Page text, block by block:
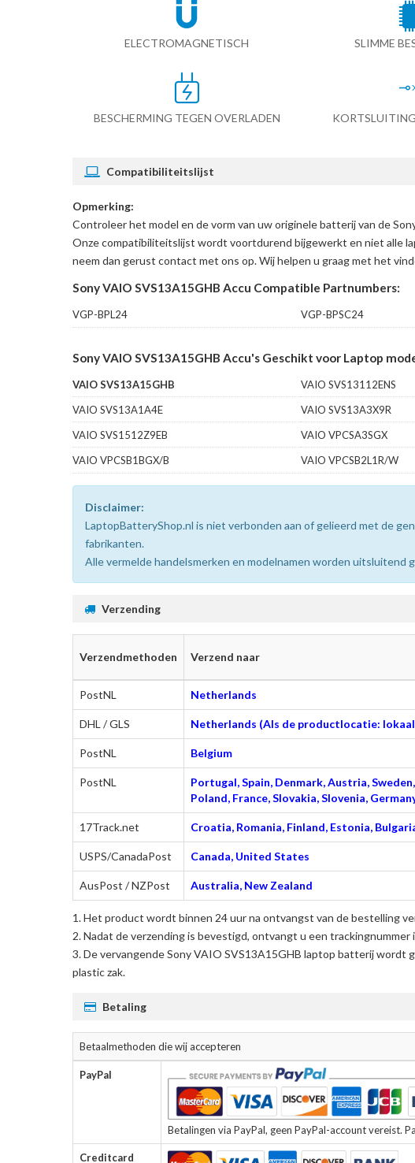
ELECTROMAGNETISCH SLIMME
BESCHERMING TEGEN OVERLADEN
Compatibiliteitslijst
Opmerking:
Controleer het model en de vorm van uw originele batterij van de
Onze compatibiliteitslijst wordt voortdurend bijgewerkt en niet alle
neem dan gerust contact met ons op. Wij helpen u graag met het
Sony VAIO SVS13A15GHB Accu Compatible Partnumbers:
VGP-BPL24 VGP-BPSC24
Sony VAIO SVS13A15GHB Accu's Geschikt voor Laptop
VAIO SVS13A15GHB VAIO SVS13112ENS
VAIO SVS13A1A4E
VAIO SVS13A3X9R
VAIO SVS1512Z9EB
VAIO VPCSA3SGX
VAIO VPCSB1BGX/B
VAIO VPCSB2L1R/W
Disclaimer:
LaptopBatteryShop.nl is niet verbonden aan of gelieerd met de
fabrikanten.
Alle vermelde handelsmerken en modelnamen worden uitsluitend
Verzending
Verzendmethoden Verzend naar
PostNL Netherlands
DHL / GLS Netherlands (Als de productlocatie:
PostNL Belgium
PostNL
Portugal, Spain, Denmark, Austria,
Poland, France, Slovakia, Slovenia,
17Track.net Croatia, Romania, Finland, Estonia,
USPS/CanadaPost Canada, United States
AusPost / NZPost Australia, New Zealand
Het product wordt binnen 24 uur na ontvangst van de bestelling
Nadat de verzending is bevestigd, ontvangt u een trackingnummer
Devervangende Sony VAIO SVS13A15GHB laptop batterijwordt
plastic zak.
Betaling
Betaalmethoden die wij accepteren
PayPal
Betalingen via PayPal, geen PayPal-account vereist.
Creditcard